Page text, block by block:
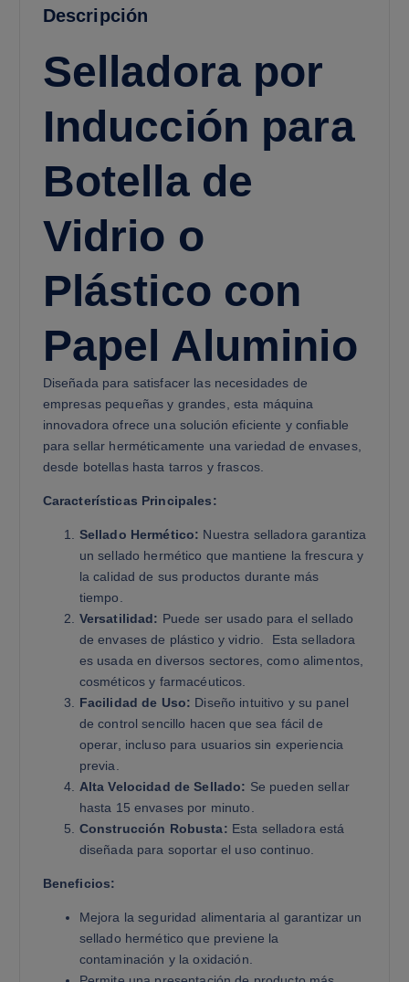
Descripción
Selladora por
Inducción para
Botella de
Vidrio o
Plástico con
Papel Aluminio
Diseñada para satisfacer las necesidades de
empresas pequeñas y grandes, esta máquina
innovadora ofrece una solución eficiente y confiable
para sellar herméticamente una variedad de envases,
desde botellas hasta tarros y frascos.
Características Principales:
Sellado Hermético: Nuestra selladora garantiza
un sellado hermético que mantiene la frescura y
la calidad de sus productos durante más
tiempo.
Versatilidad: Puede ser usado para el sellado
de envases de plástico y vidrio. Esta selladora
es usada en diversos sectores, como alimentos,
cosméticos y farmacéuticos.
Facilidad de Uso: Diseño intuitivo y su panel
de control sencillo hacen que sea fácil de
operar, incluso para usuarios sin experiencia
previa.
Alta Velocidad de Sellado: Se pueden sellar
hasta 15 envases por minuto.
Construcción Robusta: Esta selladora está
diseñada para soportar el uso continuo.
Beneficios:
Mejora la seguridad alimentaria al garantizar un
sellado hermético que previene la
contaminación y la oxidación.